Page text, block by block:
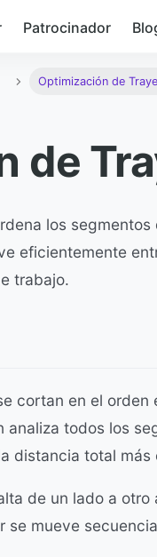
Patrocinador
Optimización de
de
los
eficientemente
trabajo.
cortan en el orden
todos los
distancia total
de un lado a
se mueve